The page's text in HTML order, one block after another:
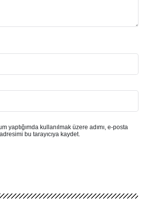
yaptığımda kullanılmak üzere adımı, e-posta
bu tarayıcıya kaydet.